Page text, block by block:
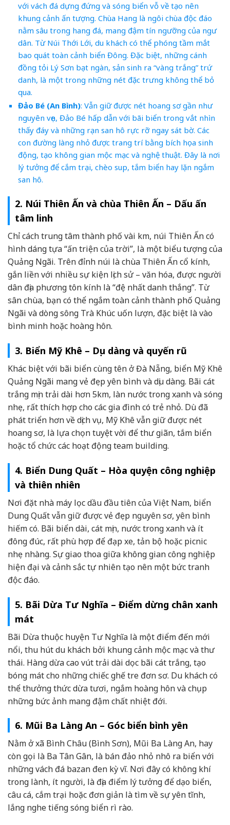
với vách đá dựng đứng và sóng biển vỗ về tạo nên
khung cảnh ấn tượng. Chùa Hang là ngôi chùa độc đáo
nằm sâu trong hang đá, mang đậm tín ngưỡng của ngư
dân. Từ Núi Thới Lới, du khách có thể phóng tầm mắt
bao quát toàn cảnh biển Đông. Đặc biệt, những cánh
đồng tỏi Lý Sơn bạt ngàn, sản sinh ra “vàng trắng” trứ
danh, là một trong những nét đặc trưng không thể bỏ
qua.
Đảo Bé (An Bình): Vẫn giữ được nét hoang sơ gần như
nguyên vẹn, Đảo Bé hấp dẫn với bãi biển trong vắt nhìn
thấy đáy và những rạn san hô rực rỡ ngay sát bờ. Các
con đường làng nhỏ được trang trí bằng bích họa sinh
động, tạo không gian mộc mạc và nghệ thuật. Đây là nơi
lý tưởng để cắm trại, chèo sup, tắm biển hay lặn ngắm
san hô.
2. Núi Thiên Ấn và chùa Thiên Ấn – Dấu ấn
tâm linh
Chỉ cách trung tâm thành phố vài km, núi Thiên Ấn có
hình dáng tựa “ấn triện của trời”, là một biểu tượng của
Quảng Ngãi. Trên đỉnh núi là chùa Thiên Ấn cổ kính,
gắn liền với nhiều sự kiện lịch sử – văn hóa, được người
dân địa phương tôn kính là “đệ nhất danh thắng”. Từ
sân chùa, bạn có thể ngắm toàn cảnh thành phố Quảng
Ngãi và dòng sông Trà Khúc uốn lượn, đặc biệt là vào
bình minh hoặc hoàng hôn.
3. Biển Mỹ Khê – Dịu dàng và quyến rũ
Khác biệt với bãi biển cùng tên ở Đà Nẵng, biển Mỹ Khê
Quảng Ngãi mang vẻ đẹp yên bình và dịu dàng. Bãi cát
trắng mịn trải dài hơn 5km, làn nước trong xanh và sóng
nhẹ, rất thích hợp cho các gia đình có trẻ nhỏ. Dù đã
phát triển hơn về dịch vụ, Mỹ Khê vẫn giữ được nét
hoang sơ, là lựa chọn tuyệt vời để thư giãn, tắm biển
hoặc tổ chức các hoạt động team building.
4. Biển Dung Quất – Hòa quyện công nghiệp
và thiên nhiên
Nơi đặt nhà máy lọc dầu đầu tiên của Việt Nam, biển
Dung Quất vẫn giữ được vẻ đẹp nguyên sơ, yên bình
hiếm có. Bãi biển dài, cát mịn, nước trong xanh và ít
đông đúc, rất phù hợp để đạp xe, tản bộ hoặc picnic
nhẹ nhàng. Sự giao thoa giữa không gian công nghiệp
hiện đại và cảnh sắc tự nhiên tạo nên một bức tranh
độc đáo.
5. Bãi Dừa Tư Nghĩa – Điểm dừng chân xanh
mát
Bãi Dừa thuộc huyện Tư Nghĩa là một điểm đến mới
nổi, thu hút du khách bởi khung cảnh mộc mạc và thư
thái. Hàng dừa cao vút trải dài dọc bãi cát trắng, tạo
bóng mát cho những chiếc ghế tre đơn sơ. Du khách có
thể thưởng thức dừa tươi, ngắm hoàng hôn và chụp
những bức ảnh mang đậm chất nhiệt đới.
6. Mũi Ba Làng An – Góc biển bình yên
Nằm ở xã Bình Châu (Bình Sơn), Mũi Ba Làng An, hay
còn gọi là Ba Tân Gân, là bán đảo nhỏ nhô ra biển với
những vách đá bazan đen kỳ vĩ. Nơi đây có không khí
trong lành, ít người, là địa điểm lý tưởng để dạo biển,
câu cá, cắm trại hoặc đơn giản là tìm về sự yên tĩnh,
lắng nghe tiếng sóng biển rì rào.